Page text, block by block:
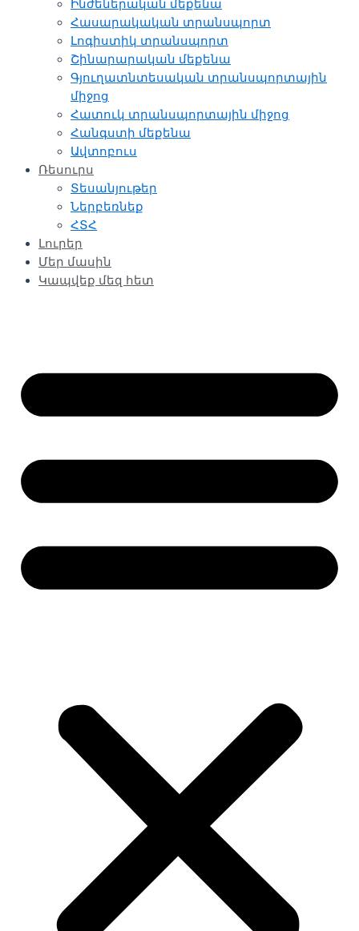
Ինժեներական մեքենա
Հասարակական տրանսպորտ
Լոգիստիկ տրանսպորտ
Շինարարական մեքենա
Գյուղատնտեսական տրանսպորտային
միջոց
Հատուկ տրանսպորտային միջոց
Հանգստի մեքենա
Ավտոբուս
Ռեսուրս
Տեսանյութեր
Ներբեռնեք
ՀՏՀ
Լուրեր
Մեր մասին
Կապվեք մեզ հետ